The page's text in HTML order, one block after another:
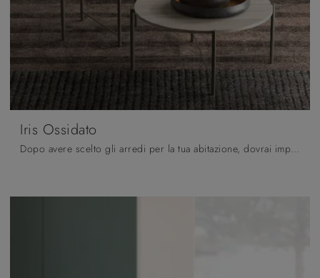
Iris Ossidato
Dopo avere scelto gli arredi per la tua abitazione, dovrai impreziosire i locali interni con i plurifunzionali Complementi di grande valore ...